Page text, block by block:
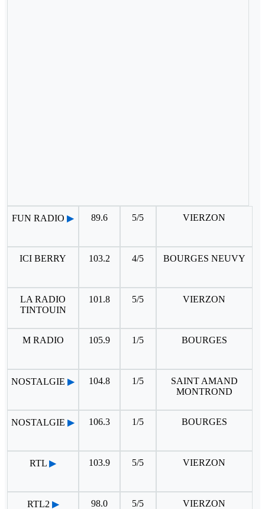
FUN RADIO ▶ 89.6 5/5 VIERZON
ICI BERRY 103.2 4/5 BOURGES NEUVY
LA RADIO
TINTOUIN
101.8 5/5 VIERZON
M RADIO 105.9 1/5 BOURGES
NOSTALGIE ▶ 104.8 1/5
SAINT AMAND
MONTROND
NOSTALGIE ▶ 106.3 1/5 BOURGES
RTL ▶ 103.9 5/5 VIERZON
RTL2 ▶ 98.0 5/5 VIERZON